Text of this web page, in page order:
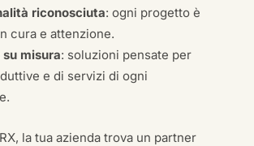
riconosciuta: ogni progetto è
cura e attenzione.
misura: soluzioni pensate per
e di servizi di ogni
la tua azienda trova un partner